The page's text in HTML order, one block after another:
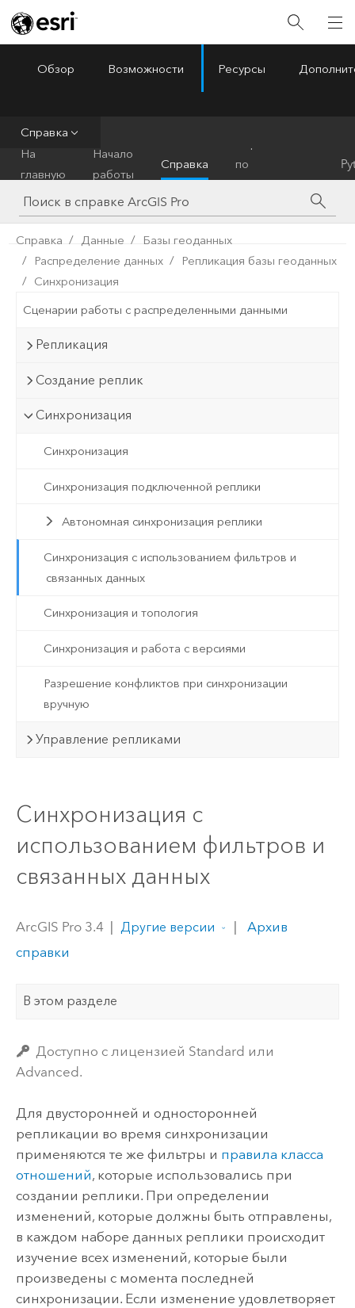
ArcGIS Pro
Обзор Возможности Ресурсы
Справка
На
главную
Начало
работы
Справка
по
инструментам
Справка Данные
Базы геоданных
Распределение данных
Репликация базы геоданных
Синхронизация
Сценарии работы с распределенными данными
Репликация
Создание реплик
Синхронизация
Синхронизация
Синхронизация подключенной реплики
Автономная синхронизация реплики
Синхронизация с использованием фильтров и
связанных данных
Синхронизация и топология
Синхронизация и работа с версиями
Разрешение конфликтов при синхронизации
вручную
Управление репликами
Синхронизация с
использованием фильтров и
связанных данных
ArcGIS Pro 3.4 Другие версии
Архив
справки
В этом разделе
Доступно с лицензией Standard или
Advanced.
Для двусторонней и односторонней
репликации во время синхронизации
применяются те же фильтры и правила класса
отношений, которые использовались при
создании реплики. При определении
изменений, которые должны быть отправлены,
в каждом наборе данных реплики происходит
изучение всех изменений, которые были
произведены с момента последней
синхронизации. Если изменение удовлетворяет